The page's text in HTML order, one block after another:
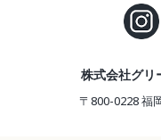
株式会社グリ
〒800-0228 福